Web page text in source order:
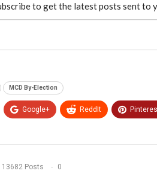
to get the latest posts sent to
MCD By-Election
Google+ ReddIt
13682 Posts 0